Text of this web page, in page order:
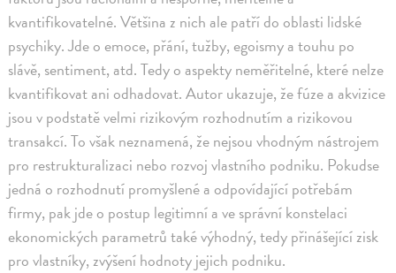
kvantifikovatelné. Většina z nich ale patří do oblasti lidské
psychiky. Jde o emoce, přání, tužby, egoismy a touhu po
slávě, sentiment, atd. Tedy o aspekty neměřitelné, které nelze
kvantifikovat ani odhadovat. Autor ukazuje, že fúze a akvizice
jsou v podstatě velmi rizikovým rozhodnutím a rizikovou
transakcí. To však neznamená, že nejsou vhodným nástrojem
pro restrukturalizaci nebo rozvoj vlastního podniku. Pokudse
jedná o rozhodnutí promyšlené a odpovídající potřebám
firmy, pak jde o postup legitimní a ve správní konstelaci
ekonomických parametrů také výhodný, tedy přinášející zisk
pro vlastníky, zvýšení hodnoty jejich podniku.